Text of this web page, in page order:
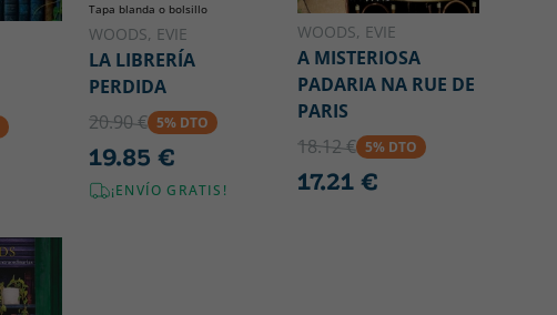
Tapa blanda o bolsillo
WOODS, EVIE
LA LIBRERÍA
PERDIDA
20.90 € 5% DTO
19.85 €
¡ENVÍO GRATIS!
WOODS, EVIE
A MISTERIOSA
PADARIA NA RUE DE
PARIS
18.12 € 5% DTO
17.21 €